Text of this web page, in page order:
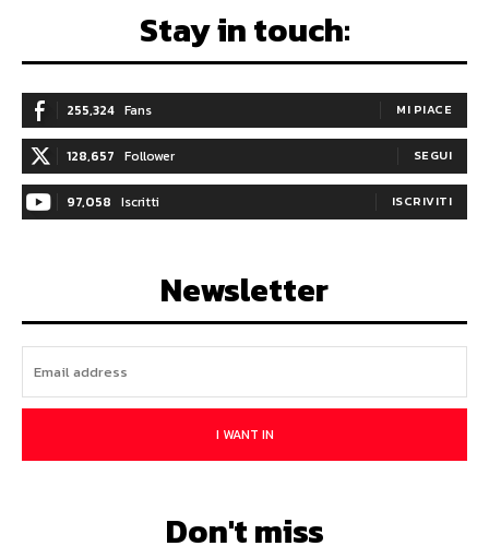
Stay in touch:
255,324 Fans MI PIACE
128,657 Follower SEGUI
97,058 Iscritti ISCRIVITI
Newsletter
I WANT IN
Don't miss